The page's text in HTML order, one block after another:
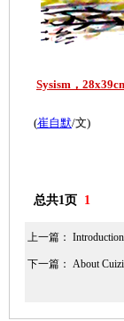
Sysism，
(崔自默/文)
总共1页 1
上一篇：
下一篇： About